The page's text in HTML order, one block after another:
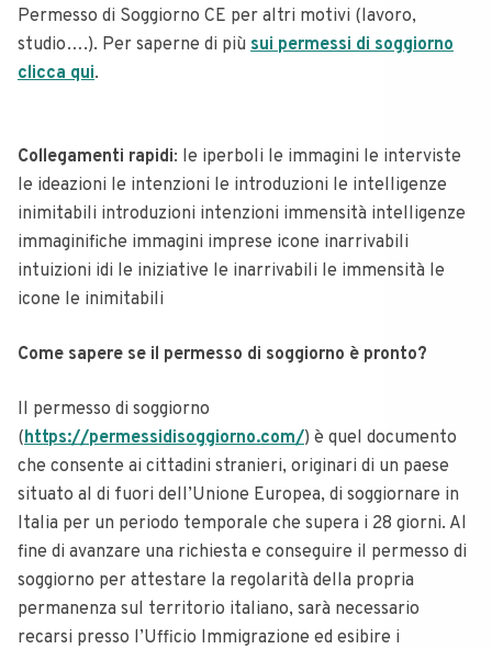
Permesso di Soggiorno CE per altri motivi (lavoro,
studio….). Per saperne di più sui permessi di soggiorno
clicca qui.
Collegamenti rapidi: le iperboli le immagini le interviste
le ideazioni le intenzioni le introduzioni le intelligenze
inimitabili introduzioni intenzioni immensità intelligenze
immaginifiche immagini imprese icone inarrivabili
intuizioni idi le iniziative le inarrivabili le immensità le
icone le inimitabili
Come sapere se il permesso di soggiorno è pronto?
Il permesso di soggiorno
(https://permessidisoggiorno.com/) è quel documento
che consente ai cittadini stranieri, originari di un paese
situato al di fuori dell’Unione Europea, di soggiornare in
Italia per un periodo temporale che supera i 28 giorni. Al
fine di avanzare una richiesta e conseguire il permesso di
soggiorno per attestare la regolarità della propria
permanenza sul territorio italiano, sarà necessario
recarsi presso l’Ufficio Immigrazione ed esibire i